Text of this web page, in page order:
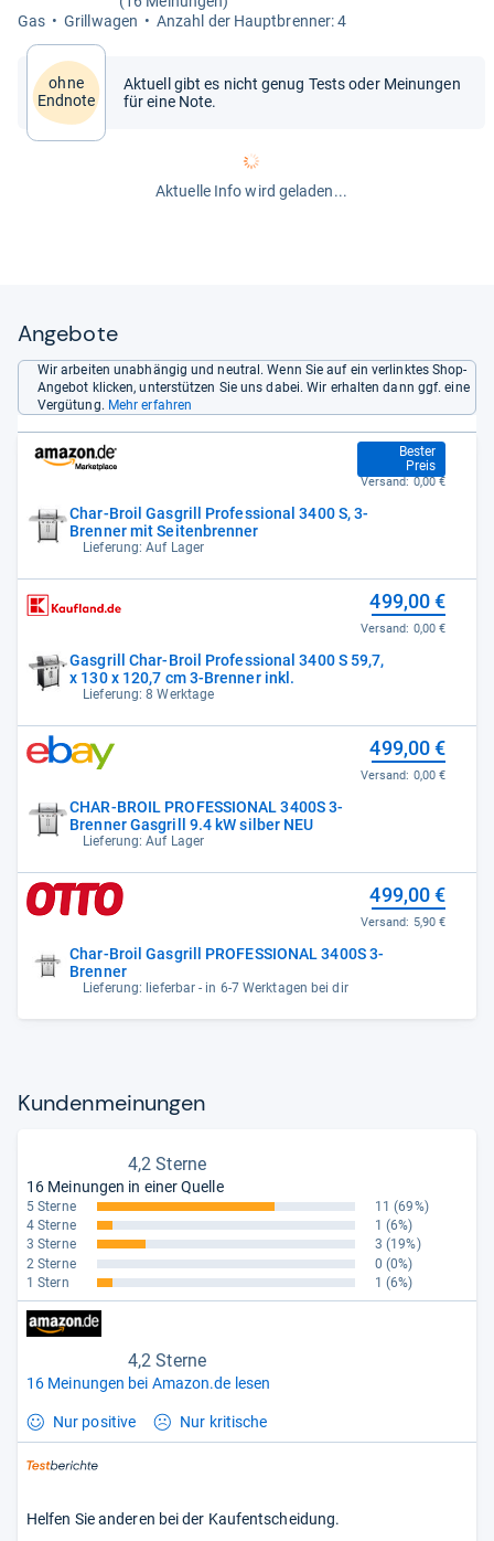
Gas
Grill­wa­gen Anzahl der Haupt­bren­ner: 4
ohne
Endnote
Aktuell gibt es nicht genug Tests oder Meinungen
für eine Note.
Aktuelle Info wird geladen...
Angebote
Wir arbeiten unabhängig und neutral. Wenn Sie auf ein verlinktes Shop-
Angebot klicken, unterstützen Sie uns dabei. Wir erhalten dann ggf. eine
Vergütung. Mehr erfahren
Char-Broil Gasgrill Professional 3400 S, 3-
Brenner mit Seitenbrenner
Lieferung: Auf Lager
Bester
Preis
449,99 €
Versand: 0,00 €
Gasgrill Char-Broil Professional 3400 S 59,7,
x 130 x 120,7 cm 3-Brenner inkl.
Lieferung: 8 Werktage
499,00 €
Versand: 0,00 €
CHAR-BROIL PROFESSIONAL 3400S 3-
Brenner Gasgrill 9.4 kW silber NEU
Lieferung: Auf Lager
499,00 €
Versand: 0,00 €
Char-Broil Gasgrill PROFESSIONAL 3400S 3-
Brenner
Lieferung: lieferbar - in 6-7 Werktagen bei dir
499,00 €
Versand: 5,90 €
Kun­den­mei­nun­gen
4,2 Sterne
16 Meinungen in einer Quelle
5 Sterne 11 (69%)
4 Sterne
1 (6%)
3 Sterne
3 (19%)
2 Sterne
0 (0%)
1 Stern
1 (6%)
4,2 Sterne
16 Meinungen bei Amazon.de lesen
Nur positive Nur kritische
Helfen Sie anderen bei der Kaufentscheidung.